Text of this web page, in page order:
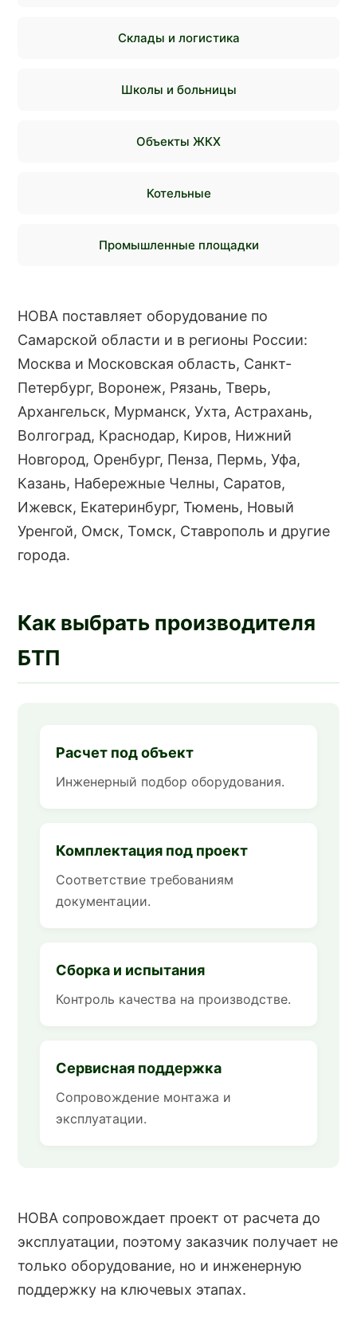
Склады и логистика
Школы и больницы
Объекты ЖКХ
Котельные
Промышленные площадки
НОВА поставляет оборудование по
Самарской области и в регионы России:
Москва и Московская область, Санкт-
Петербург, Воронеж, Рязань, Тверь,
Архангельск, Мурманск, Ухта, Астрахань,
Волгоград, Краснодар, Киров, Нижний
Новгород, Оренбург, Пенза, Пермь, Уфа,
Казань, Набережные Челны, Саратов,
Ижевск, Екатеринбург, Тюмень, Новый
Уренгой, Омск, Томск, Ставрополь и другие
города.
Как выбрать производителя
БТП
Расчет под объект
Инженерный подбор оборудования.
Комплектация под проект
Соответствие требованиям
документации.
Сборка и испытания
Контроль качества на производстве.
Сервисная поддержка
Сопровождение монтажа и
эксплуатации.
НОВА сопровождает проект от расчета до
эксплуатации, поэтому заказчик получает не
только оборудование, но и инженерную
поддержку на ключевых этапах.